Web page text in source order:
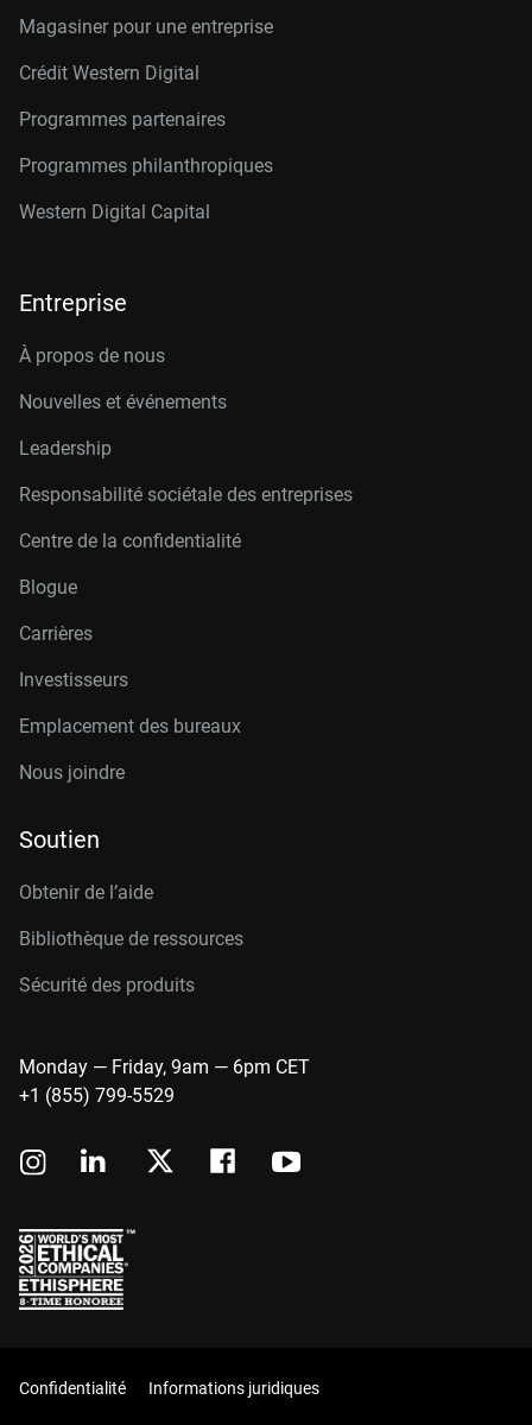
Magasiner pour une entreprise
Crédit Western Digital
Programmes partenaires
Programmes philanthropiques
Western Digital Capital
Entreprise
À propos de nous
Nouvelles et événements
Leadership
Responsabilité sociétale des entreprises
Centre de la confidentialité
Blogue
Carrières
Investisseurs
Emplacement des bureaux
Nous joindre
Soutien
Obtenir de l’aide
Bibliothèque de ressources
Sécurité des produits
Monday — Friday, 9am — 6pm CET
+1 (855) 799-5529
Confidentialité Informations juridiques